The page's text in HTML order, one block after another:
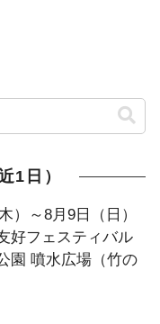
1日）
）～8月9日（日）
好フェスティバル
園 噴水広場（竹の